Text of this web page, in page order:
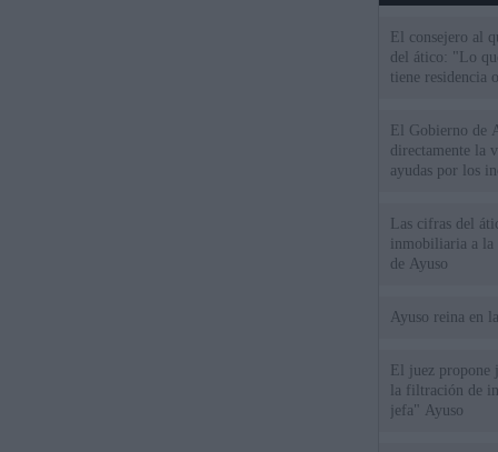
El consejero al
del ático: "Lo
tiene residencia
El Gobierno de
directamente la
ayudas por los
Las cifras del
inmobiliaria a la
de Ayuso
Ayuso reina en
El juez propone
la filtración de
jefa" Ayuso